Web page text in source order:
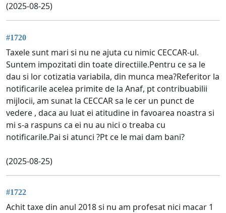
(2025-08-25)
#1720
Taxele sunt mari si nu ne ajuta cu nimic CECCAR-ul.
Suntem impozitati din toate directiile.Pentru ce sa le
dau si lor cotizatia variabila, din munca mea?Referitor la
notificarile acelea primite de la Anaf, pt contribuabilii
mijlocii, am sunat la CECCAR sa le cer un punct de
vedere , daca au luat ei atitudine in favoarea noastra si
mi s-a raspuns ca ei nu au nici o treaba cu
notificarile.Pai si atunci ?Pt ce le mai dam bani?
(2025-08-25)
#1722
Achit taxe din anul 2018 si nu am profesat nici macar 1